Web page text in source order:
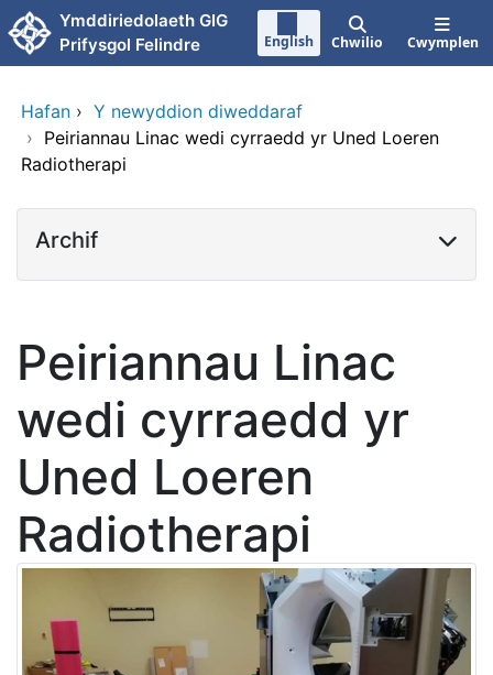
Neidio i'r prif gynnwy
Ymddiriedolaeth GIG
Prifysgol Felindre
English Chwilio Cwymplen
Hafan › Y newyddion diweddaraf
› Peiriannau Linac wedi cyrraedd yr Uned Loeren
Radiotherapi
Archif
Peiriannau Linac
wedi cyrraedd yr
Uned Loeren
Radiotherapi